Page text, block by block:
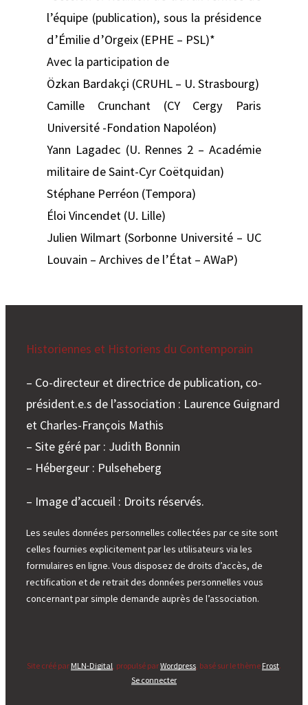
l’équipe (publication), sous la présidence
d’Émilie d’Orgeix (EPHE – PSL)*
Avec la participation de
Özkan Bardakçi (CRUHL – U. Strasbourg)
Camille Crunchant (CY Cergy Paris
Université -Fondation Napoléon)
Yann Lagadec (U. Rennes 2 – Académie
militaire de Saint-Cyr Coëtquidan)
Stéphane Perréon (Tempora)
Éloi Vincendet (U. Lille)
Julien Wilmart (Sorbonne Université – UC
Louvain – Archives de l’État – AWaP)
Historiennes et Historiens du Contemporain
– Co-directeur et directrice de publication, co-
président.e.s de l’association : Laurence Guignard
et Charles-François Mathis
– Site géré par : Judith Bonnin
– Hébergeur : Pulseheberg
– Image d’accueil : Droits réservés.
Les seules données personnelles collectées par ce site sont
celles fournies explicitement par les utilisateurs via les
formulaires en ligne. Vous disposez de droits d’accès, de
rectification et de retrait des données personnelles vous
concernant par simple demande auprès de l’association.
Site créé par MLN-Digital , propulsé parWordpress , basé sur le thème Frost.
Se connecter